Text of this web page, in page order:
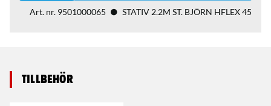
Art. nr. 9501000065 STATIV 2.2M ST. BJÖRN HFLEX 45
Tillbehör